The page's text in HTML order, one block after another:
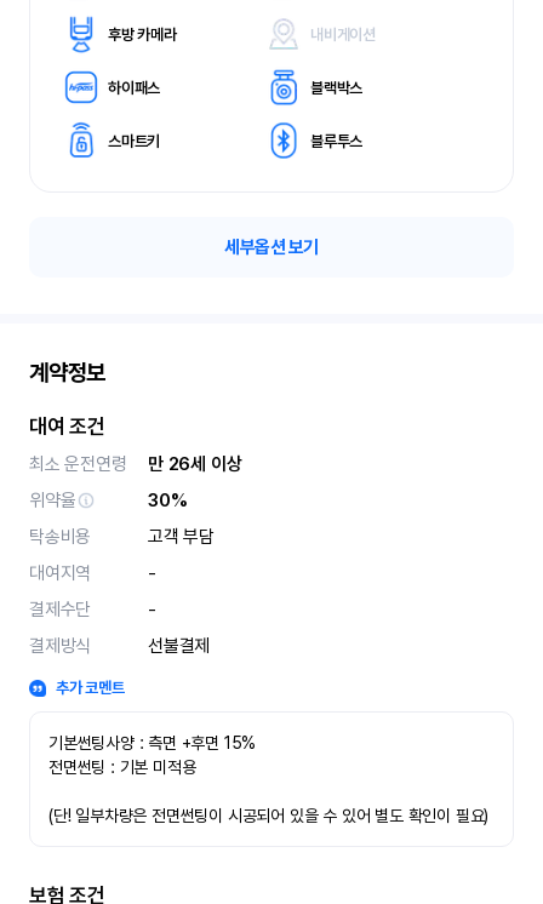
후방 카메라 내비게이션
하이패스 블랙박스
스마트키 블루투스
세부옵션 보기
계약정보
대여 조건
최소 운전연령
만 26세 이상
위약율
30%
탁송비용
고객 부담
대여지역
-
결제수단
-
결제방식
선불결제
추가 코멘트
기본썬팅사양 : 측면 +후면 15%
전면썬팅 : 기본 미적용
(단! 일부차량은 전면썬팅이 시공되어 있을 수 있어 별도 확인이 필요)
보험 조건